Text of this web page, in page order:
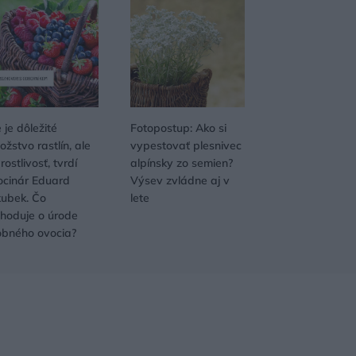
je dôležité
rastlín, ale
tvrdí
Eduard
Čo
o úrode
ovocia?
Fotopostup: Ako si
vypestovať plesnivec
alpínsky zo semien?
Výsev zvládne aj v
lete